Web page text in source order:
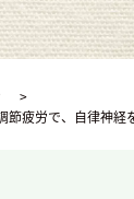
節疲労で、自律神経